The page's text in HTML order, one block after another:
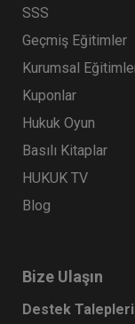
SSS
Geçmiş Eğitimler
Kurumsal
Kuponlar
Hukuk Oyun
Basılı Kitaplar
HUKUK TV
Blog
Bize Ulaşın
Destek